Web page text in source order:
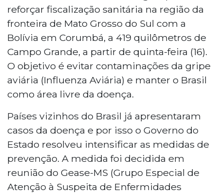
reforçar fiscalização sanitária na região da
fronteira de Mato Grosso do Sul com a
Bolívia em Corumbá, a 419 quilômetros de
Campo Grande, a partir de quinta-feira (16).
O objetivo é evitar contaminações da gripe
aviária (Influenza Aviária) e manter o Brasil
como área livre da doença.
Países vizinhos do Brasil já apresentaram
casos da doença e por isso o Governo do
Estado resolveu intensificar as medidas de
prevenção. A medida foi decidida em
reunião do Gease-MS (Grupo Especial de
Atenção à Suspeita de Enfermidades